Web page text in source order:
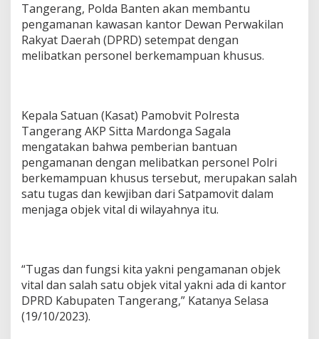
u
s
u
t
u
P
n
g
a
m
K
a
n
Tangerang, Polda Banten akan membantu
pengamanan kawasan kantor Dewan Perwakilan
Rakyat Daerah (DPRD) setempat dengan
melibatkan personel berkemampuan khusus.
Kepala Satuan (Kasat) Pamobvit Polresta
Tangerang AKP Sitta Mardonga Sagala
mengatakan bahwa pemberian bantuan
pengamanan dengan melibatkan personel Polri
berkemampuan khusus tersebut, merupakan salah
satu tugas dan kewjiban dari Satpamovit dalam
menjaga objek vital di wilayahnya itu.
“Tugas dan fungsi kita yakni pengamanan objek
vital dan salah satu objek vital yakni ada di kantor
DPRD Kabupaten Tangerang,” Katanya Selasa
(19/10/2023).